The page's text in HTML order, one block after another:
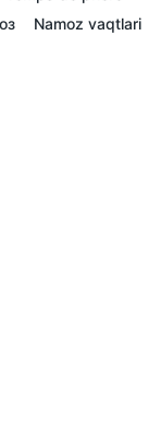
Namoz vaqtlari